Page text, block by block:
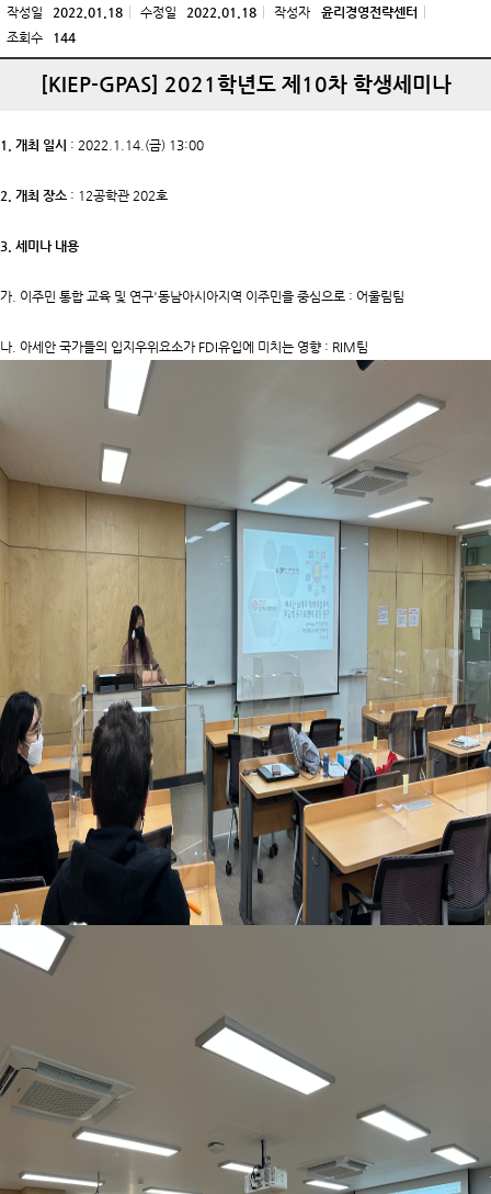
작성일 2022.01.18 수정일 2022.01.18 작성자
윤리경영전략센터
조회수
144
[KIEP-GPAS] 2021학년도 제10차 학생세미나
1. 개최 일시 : 2022.1.14.(금) 13:00
2. 개최 장소 : 12공학관 202호
3. 세미나 내용
가. 이주민 통합 교육 및 연구'동남아시아지역 이주민을 중심으로 : 어울림팀
나. 아세안 국가들의 입지우위요소가 FDI유입에 미치는 영향 : RIM팀